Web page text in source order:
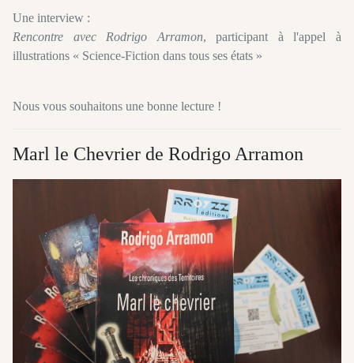
Une interview :
Rencontre avec Rodrigo Arramon, participant à l'appel à
illustrations « Science-Fiction dans tous ses états »
Nous vous souhaitons une bonne lecture !
Marl le Chevrier de Rodrigo Arramon